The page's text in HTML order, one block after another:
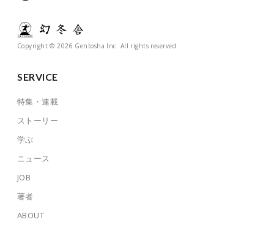
Copyright © 2026 Gentosha Inc. All rights reserved.
SERVICE
特集・連載
ストーリー
学ぶ
ニュース
JOB
著者
ABOUT